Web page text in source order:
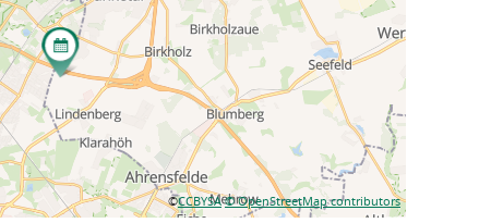
©CCBYSA © OpenStreetMap contributors